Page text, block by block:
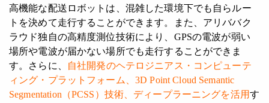
高機能な配送ロボットは、混雑した環境下でも自らルー
トを決めて走行することができます。また、アリババク
ラウド独自の高精度測位技術により、GPSの電波が弱い
場所や電波が届かない場所でも走行することができま
す。さらに、
自社開発のヘテロジニアス・コンピューテ
ィング・プラットフォーム、3D Point Cloud Semantic
Segmentation（PCSS）技術、ディープラーニングを活用す